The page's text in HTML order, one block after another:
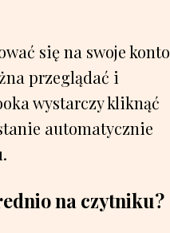
się na swoje konto
przeglądać i
wystarczy kliknąć
automatycznie
na czytniku?